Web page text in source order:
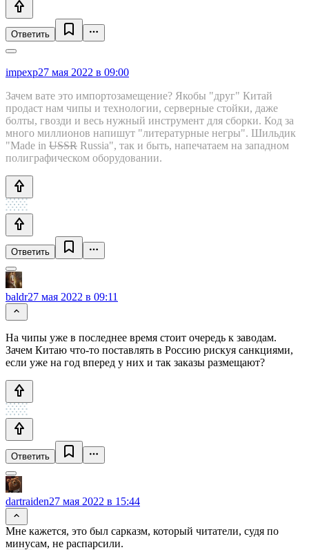
Ответить
impexp27 мая 2022 в 09:00
Зачем вате это импортозамещение? Якобы "друг" Китай
продаст нам чипы и технологии, серверные стойки, даже
болты, гвозди и весь нужный инструмент для сборки. Код за
много миллионов напишут "литературные негры". Шильдик
"Made in USSR Russia", так и быть, напечатаем на западном
полиграфическом оборудовании.
Ответить
baldr27 мая 2022 в 09:11
На чипы уже в последнее время стоит очередь к заводам.
Зачем Китаю что-то поставлять в Россию рискуя санкциями,
если уже на год вперед у них и так заказы размещают?
Ответить
dartraiden27 мая 2022 в 15:44
Мне кажется, это был сарказм, который читатели, судя по
минусам, не распарсили.